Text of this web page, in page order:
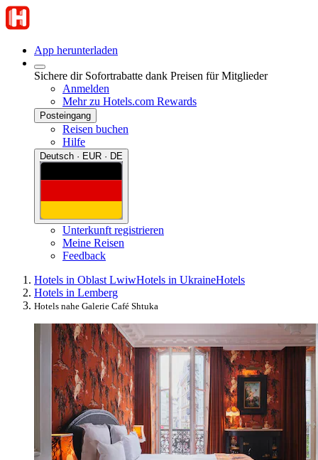
App herunterladen
Sichere dir Sofortrabatte dank Preisen für Mitglieder
Anmelden
Mehr zu Hotels.com Rewards
Posteingang
Reisen buchen
Hilfe
Deutsch · EUR · DE
Unterkunft registrieren
Meine Reisen
Feedback
Hotels in Oblast LwiwHotels in UkraineHotels
Hotels in Lemberg
Hotels nahe Galerie Café Shtuka